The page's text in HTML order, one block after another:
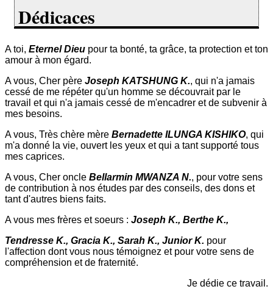
Dédicaces
A toi, Eternel Dieu pour ta bonté, ta grâce, ta protection et ton
amour à mon égard.
A vous, Cher père Joseph KATSHUNG K., qui n'a jamais
cessé de me répéter qu'un homme se découvrait par le
travail et qui n'a jamais cessé de m'encadrer et de subvenir à
mes besoins.
A vous, Très chère mère Bernadette ILUNGA KISHIKO, qui
m'a donné la vie, ouvert les yeux et qui a tant supporté tous
mes caprices.
A vous, Cher oncle Bellarmin MWANZA N., pour votre sens
de contribution à nos études par des conseils, des dons et
tant d'autres biens faits.
A vous mes frères et soeurs : Joseph K., Berthe K.,
Tendresse K., Gracia K., Sarah K., Junior K. pour
l'affection dont vous nous témoignez et pour votre sens de
compréhension et de fraternité.
Je dédie ce travail.